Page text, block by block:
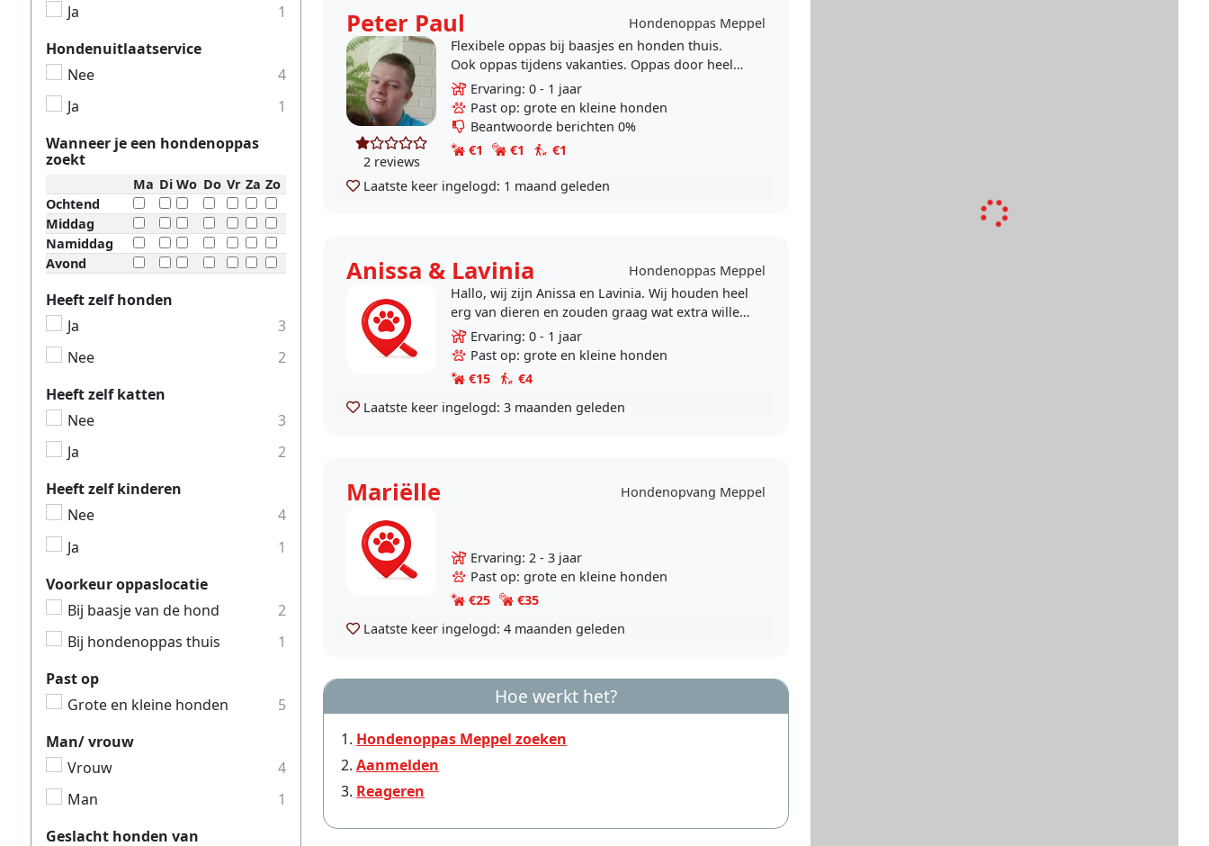
Peter Paul Hondenoppas Meppel
2 reviews
Flexibele oppas bij baasjes en honden thuis.
Ook oppas tijdens vakanties. Oppas door heel
Nederland.
Ervaring: 0 - 1 jaar
Past op: grote en kleine honden
Beantwoorde berichten 0%
€1
€1 €1
Laatste keer ingelogd: 1 maand geleden
Anissa & Lavinia
Hondenoppas Meppel
Hallo, wij zijn Anissa en Lavinia. Wij houden heel
erg van dieren en zouden graag wat extra willen
verdienen. Wij zouden het leuk vinden om uw
hond..
Ervaring: 0 - 1 jaar
Past op: grote en kleine honden
€15
€4
Laatste keer ingelogd: 3 maanden geleden
Mariëlle Hondenopvang Meppel
Ervaring: 2 - 3 jaar
Past op: grote en kleine honden
€25
€35
Laatste keer ingelogd: 4 maanden geleden
Hoe werkt het?
Hondenoppas Meppel zoeken
Aanmelden
Reageren
Ja
1
Hondenuitlaatservice
Nee
4
Ja
1
Wanneer je een hondenoppas
zoekt
Ma Di Wo Do Vr Za Zo
Ochtend
Middag
Namiddag
Avond
Heeft zelf honden
Ja
3
Nee
2
Heeft zelf katten
Nee
3
Ja
2
Heeft zelf kinderen
Nee
4
Ja
1
Voorkeur oppaslocatie
Bij baasje van de hond
2
Bij hondenoppas thuis
1
Past op
Grote en kleine honden
5
Man/ vrouw
Vrouw
4
Man
1
Geslacht honden van